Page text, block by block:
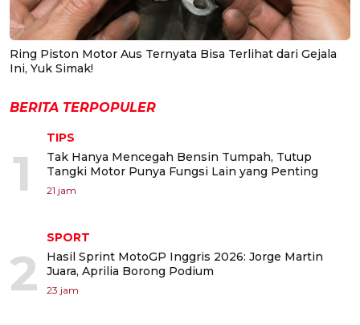
Ring Piston Motor Aus Ternyata Bisa Terlihat dari Gejala
Ini, Yuk Simak!
BERITA TERPOPULER
1
TIPS
Tak Hanya Mencegah Bensin Tumpah, Tutup
Tangki Motor Punya Fungsi Lain yang Penting
21 jam
2
SPORT
Hasil Sprint MotoGP Inggris 2026: Jorge Martin
Juara, Aprilia Borong Podium
23 jam